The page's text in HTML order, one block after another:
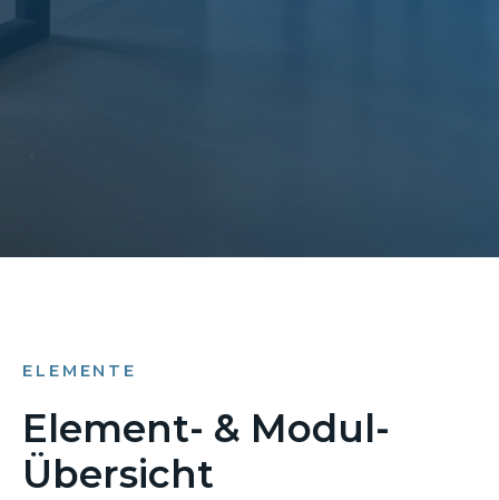
ELEMENTE
Element- & Modul-
Übersicht